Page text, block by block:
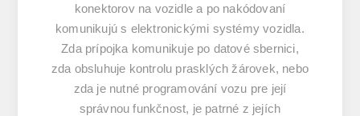
konektorov na vozidle a po nakódovaní
komunikujú s elektronickými systémy vozidla.
Zda prípojka komunikuje po datové sbernici,
zda obsluhuje kontrolu prasklých žárovek, nebo
zda je nutné programování vozu pre její
správnou funkčnost, je patrné z jejích